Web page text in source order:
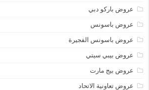
عروض باركو دبي
عروض باسونس
عروض باسونس الفجيرة
عروض بيبي سيتي
عروض بيج مارت
عروض تعاونية الاتحاد